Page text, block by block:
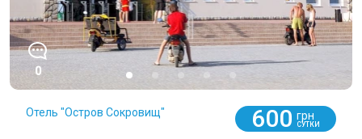
0
Отель "Остров Сокровищ" 600 грн
СУТКИ